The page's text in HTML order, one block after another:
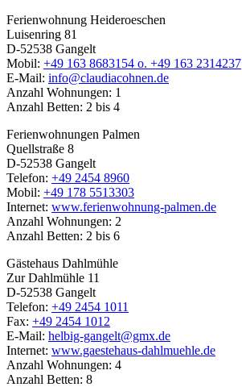
Ferienwohnung Heideroeschen
Luisenring 81
D-52538 Gangelt
Mobil: +49 163 8683154 o. +49 163 2314237
E-Mail: info@claudiacohnen.de
Anzahl Wohnungen: 1
Anzahl Betten: 2 bis 4
Ferienwohnungen Palmen
Quellstraße 8
D-52538 Gangelt
Telefon: +49 2454 8960
Mobil: +49 178 5513303
Internet: www.ferienwohnung-palmen.de
Anzahl Wohnungen: 2
Anzahl Betten: 2 bis 6
Gästehaus Dahlmühle
Zur Dahlmühle 11
D-52538 Gangelt
Telefon: +49 2454 1011
Fax: +49 2454 1012
E-Mail: helbig-gangelt@gmx.de
Internet: www.gaestehaus-dahlmuehle.de
Anzahl Wohnungen: 4
Anzahl Betten: 8